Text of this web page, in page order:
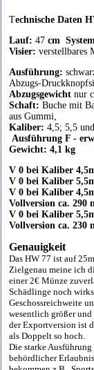
Technische Daten
Lauf: 47 cm
Visier: verstellbares
Ausführung:
Abzugs-
Abzugsgewicht nur
Schaft: Buche mit
aus Gummi,
Kaliber: 4,5; 5,5
Ausführung F -
Gewicht: 4,1 kg
V 0 bei Kaliber
V 0 bei Kaliber
V 0 bei Kaliber
Vollversion ca. 290
V 0 bei Kaliber
Vollversion ca. 230
Genauigkeit
Das HW 77 ist auf
Zielgenau meine ich
einer 2€ Münze
Schädlinge noch
Geschossreichweite
wesentlich größer und
der Exportversion ist
als Doppelt so hoch.
Die starke
behördlicher